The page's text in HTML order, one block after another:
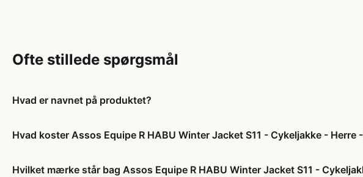
Ofte stillede spørgsmål
Hvad er navnet på produktet?
Hvad koster Assos Equipe R HABU Winter Jacket S11 - Cykeljakke - Herre
Hvilket mærke står bag Assos Equipe R HABU Winter Jacket S11 -